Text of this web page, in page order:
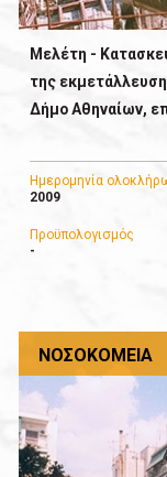
Μελέτη -
της
Δήμο Αθηναίων,
Ημερομηνία
2009
Προϋπολογισμός
-
ΝΟΣΟΚΟΜΕΊΑ